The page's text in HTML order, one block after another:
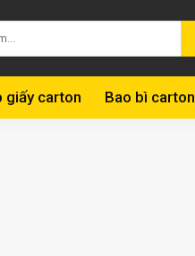
giấy carton Bao bì carton